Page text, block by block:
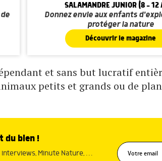
SALAMANDRE JUNIOR (8 - 12
Donnez envie aux enfants
protéger la nature
Découvrir le magazine
et sans but lucratif
petits et grands ou de
du bien !
Minute Nature, …